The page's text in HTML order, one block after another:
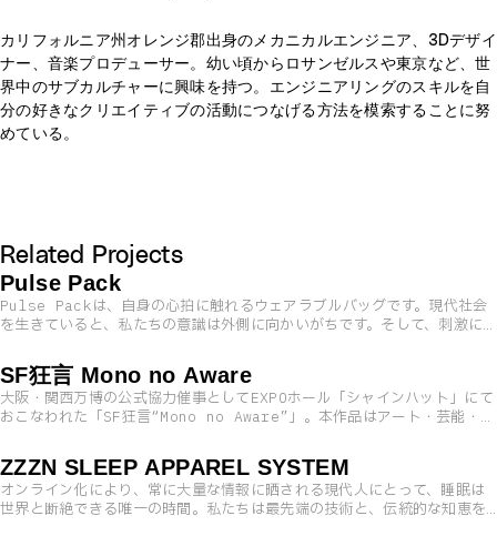
Recruit
Contact
カリフォルニア州オレンジ郡出身のメカニカルエンジニア、3Dデザイ
ナー、音楽プロデューサー。幼い頃からロサンゼルスや東京など、世
界中のサブカルチャーに興味を持つ。エンジニアリングのスキルを自
分の好きなクリエイティブの活動につなげる方法を模索することに努
めている。
Related Projects
Pulse Pack
Pulse Packは、自身の心拍に触れるウェアラブルバッグです。現代社会
を生きていると、私たちの意識は外側に向かいがちです。そして、刺激に
になっています。この外に向いてしまった意識を内側、つまり「自分自
身」へと向けるために生み出されたのが、このPulse Packです。
SF狂言 Mono no Aware
大阪・関西万博の公式協力催事としてEXPOホール「シャインハット」にて
おこなわれた「SF狂言“Mono no Aware”」。本作品はアート・芸能・フ
アルタイム映像演出を担当した。
ZZZN SLEEP APPAREL SYSTEM
オンライン化により、常に大量な情報に晒される現代人にとって、睡眠は
世界と断絶できる唯一の時間。私たちは最先端の技術と、伝統的な知恵を